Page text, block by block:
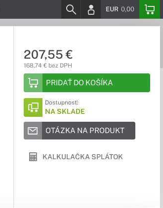
EUR 0,00
207,55 €
168,74 € bez DPH
PRIDAŤ DO KOŠÍKA
Dostupnosť:
NA SKLADE
OTÁZKA NA PRODUKT
KALKULAČKA SPLÁTOK